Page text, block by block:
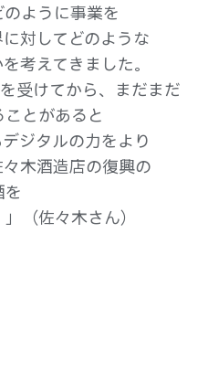
ように​事業を​
対してどのような​
考えてきました。​
受けてから、​まだまだ​
とがあると​
ジタルの​力を​より​
木酒造店の​復興の​
を​
（佐々木さん）